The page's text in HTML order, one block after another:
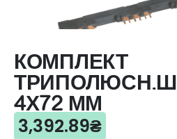
КОМПЛЕКТ
4Х72 ММ
3,392.89₴